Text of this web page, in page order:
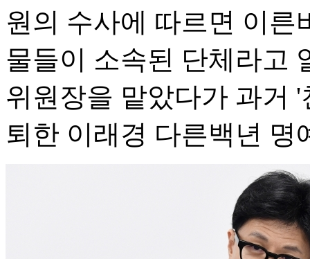
원의 수사에 따르면 이른
물들이 소속된 단체라고
위원장을 맡았다가 과거
퇴한 이래경 다른백년 명